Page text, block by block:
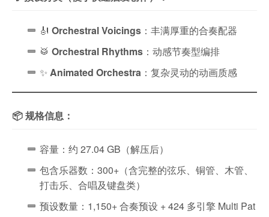
🎻 Orchestral Voicings ：丰满厚重的合奏配器
🥁 Orchestral Rhythms ：动感节奏型编排
✨ Animated Orchestra ：复杂灵动的动画质感
📦 规格信息：
容量：约 27.04 GB（解压后）
包含乐器数：300+（含完整的弦乐、铜管、木管、
打击乐、合唱及键盘类）
预设数量：1,150+ 合奏预设 + 424 多引擎 Multi Pat